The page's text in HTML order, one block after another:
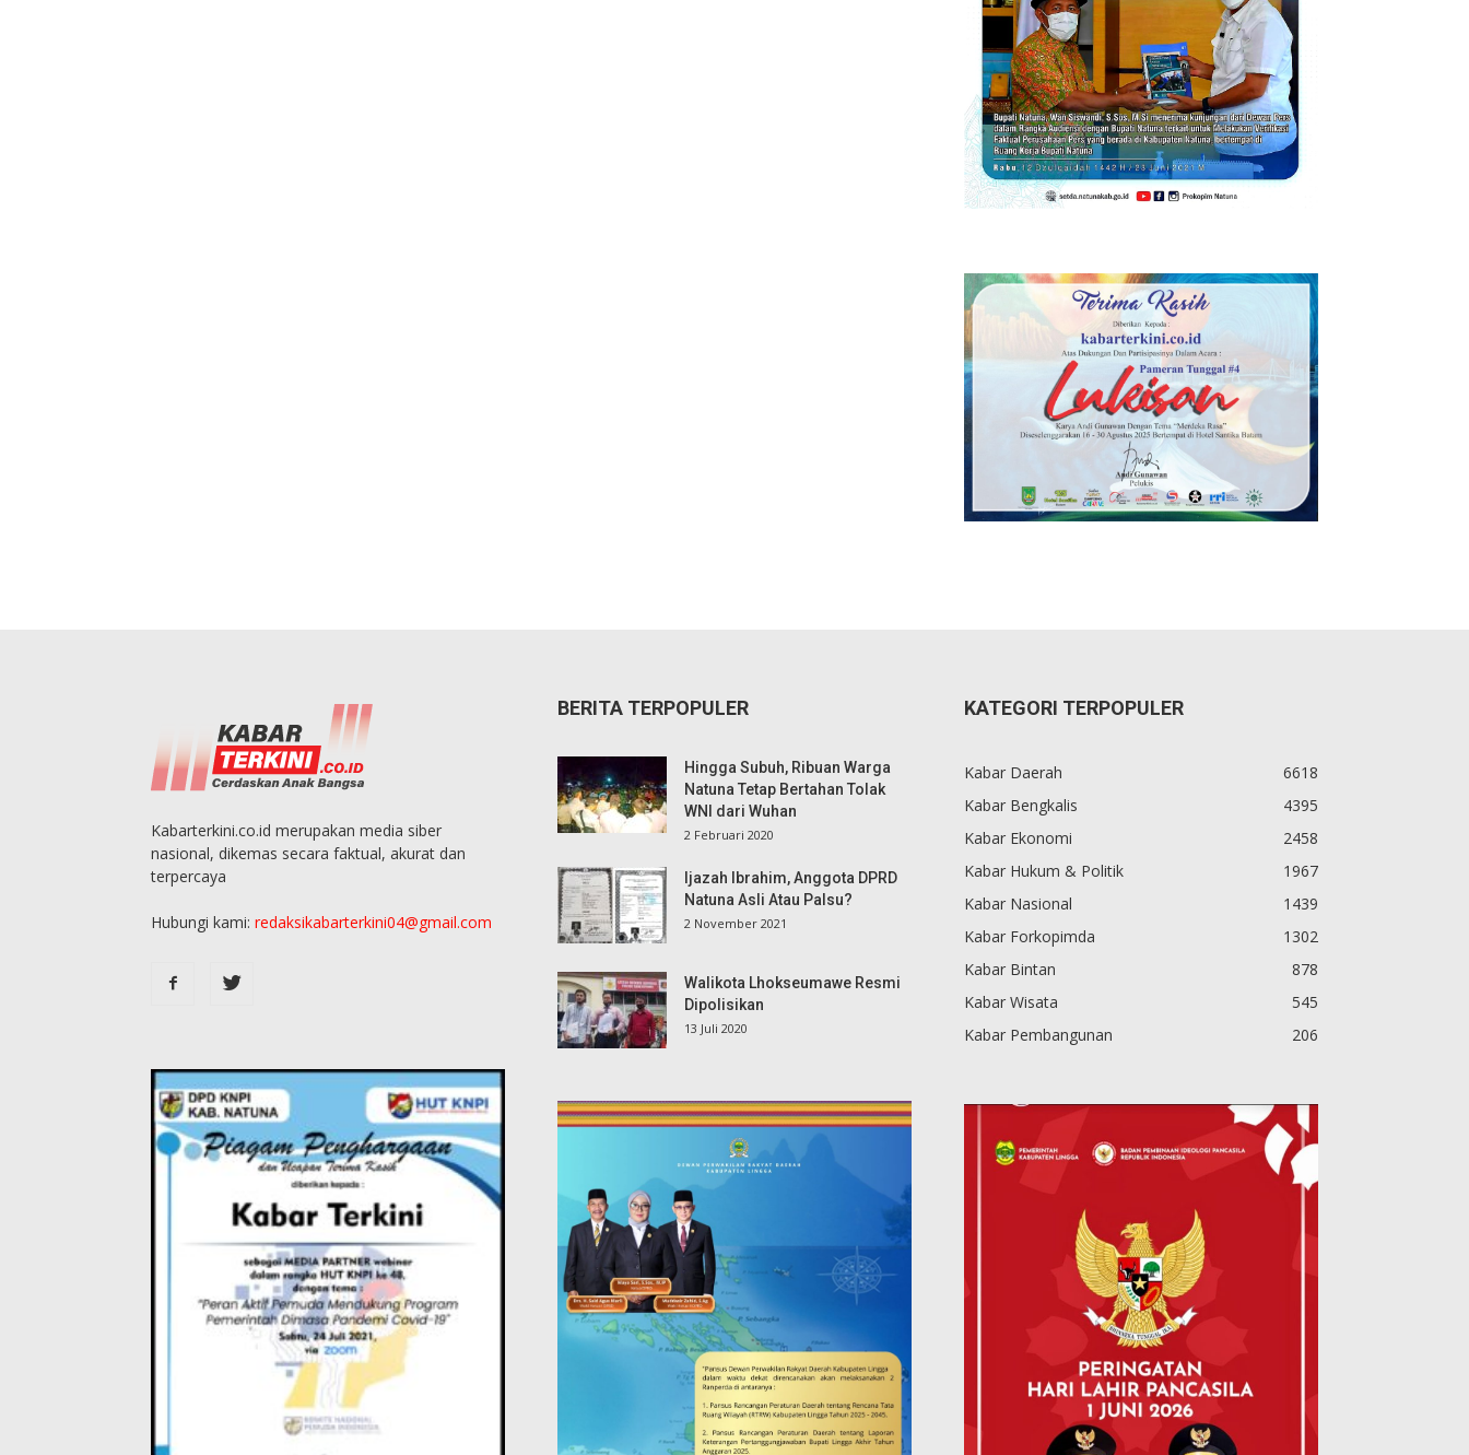
Kabarterkini.co.id merupakan media siber
nasional, dikemas secara faktual, akurat dan
terpercaya
Hubungi kami: redaksikabarterkini04@gmail.com
BERITA TERPOPULER
Hingga Subuh, Ribuan Warga
Natuna Tetap Bertahan Tolak
WNI dari Wuhan
2 Februari 2020
Ijazah Ibrahim, Anggota DPRD
Natuna Asli Atau Palsu?
2 November 2021
Walikota Lhokseumawe Resmi
Dipolisikan
13 Juli 2020
KATEGORI TERPOPULER
Kabar Daerah
6618
Kabar Bengkalis
4395
Kabar Ekonomi
2458
Kabar Hukum & Politik
1967
Kabar Nasional
1439
Kabar Forkopimda
1302
Kabar Bintan
878
Kabar Wisata
545
Kabar Pembangunan
206